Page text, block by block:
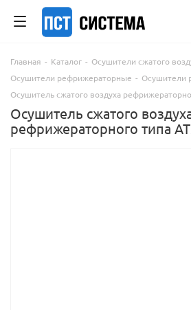
Главная - Каталог - Осушители сжатого
Осушители рефрижераторные - Осушители
Осушитель сжатого воздуха
Осушитель сжатого
рефрижераторного типа